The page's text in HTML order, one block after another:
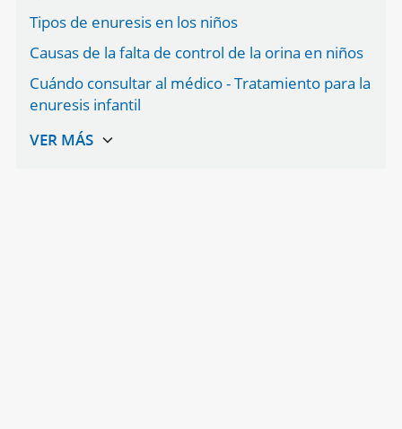
Tipos de enuresis en los niños
Causas de la falta de control de la orina en niños
Cuándo consultar al médico - Tratamiento para la
enuresis infantil